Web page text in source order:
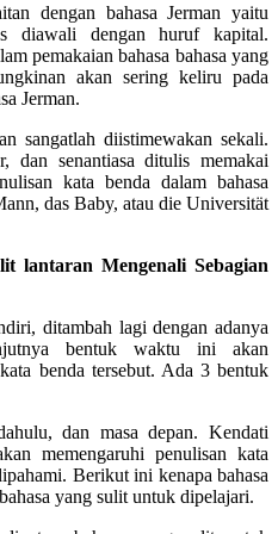
dengan bahasa Jerman yaitu
diawali dengan huruf kapital.
pemakaian bahasa bahasa yang
akan sering keliru pada
Jerman.
sangatlah diistimewakan sekali.
dan senantiasa ditulis memakai
kata benda dalam bahasa
das Baby, atau die Universität
lantaran Mengenali Sebagian
ditambah lagi dengan adanya
bentuk waktu ini akan
benda tersebut. Ada 3 bentuk
dan masa depan. Kendati
memengaruhi penulisan kata
Berikut ini kenapa bahasa
yang sulit untuk dipelajari.